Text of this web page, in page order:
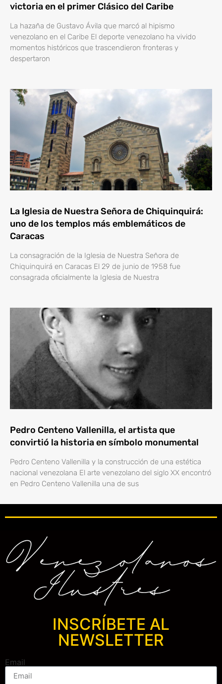
victoria en el primer Clásico del Caribe
La hazaña de Gustavo Ávila que marcó al hipismo
venezolano en el Caribe El deporte venezolano ha vivido
momentos históricos que trascendieron fronteras y
despertaron
La Iglesia de Nuestra Señora de Chiquinquirá:
uno de los templos más emblemáticos de
Caracas
La consagración de la Iglesia de Nuestra Señora de
Chiquinquirá en Caracas El 29 de junio de 1958 fue
consagrada oficialmente la Iglesia de Nuestra
Pedro Centeno Vallenilla, el artista que
convirtió la historia en símbolo monumental
Pedro Centeno Vallenilla y la construcción de una estética
nacional venezolana El arte venezolano del siglo XX encontró
en Pedro Centeno Vallenilla una de sus
INSCRÍBETE AL
NEWSLETTER
Email